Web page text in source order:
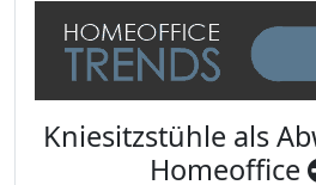
Kniesitzstühle als
Homeoffice